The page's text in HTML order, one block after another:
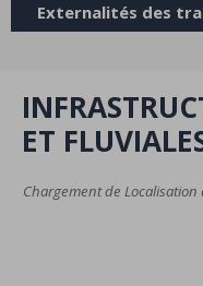
ET
Chargement de
Externalités des